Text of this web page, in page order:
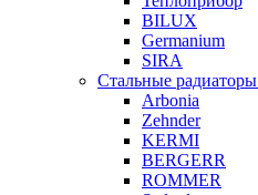
BILUX
Germanium
SIRA
Стальные радиаторы
Arbonia
Zehnder
KERMI
BERGERR
ROMMER